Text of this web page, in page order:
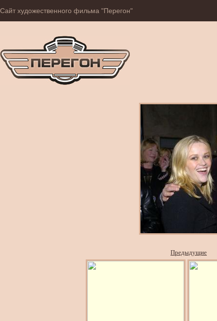
Сайт художественного фильма "Перегон"
Предыдущие